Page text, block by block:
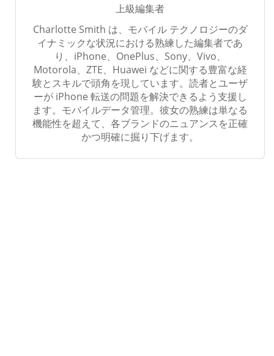
上級編集者
Charlotte Smith は、モバイル テクノロジーのダ
イナミックな状況における熟練した編集者であ
り、iPhone、OnePlus、Sony、Vivo、
Motorola、ZTE、Huawei などに関する豊富な経
験とスキルで頭角を現しています。読者とユーザ
ーが iPhone 転送の問題を解決できるよう支援し
ます。モバイルデータ管理。彼女の熟練は単なる
機能性を超えて、各ブランドのニュアンスを正確
かつ明確に掘り下げます。